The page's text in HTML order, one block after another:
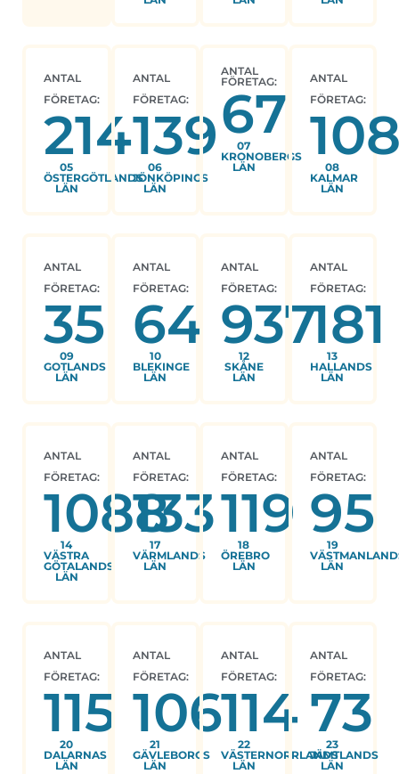
ANTAL
FÖRETAG:
214
05
ÖSTERGÖTLANDS
LÄN
ANTAL
FÖRETAG:
139
06
JÖNKÖPINGS
LÄN
ANTAL
FÖRETAG:
67
07
KRONOBERGS
LÄN
ANTAL
FÖRETAG:
08
KALMAR
LÄN
ANTAL
FÖRETAG:
35
09
GOTLANDS
LÄN
ANTAL
FÖRETAG:
64
10
BLEKINGE
LÄN
ANTAL
FÖRETAG:
937
12
SKÅNE
LÄN
ANTAL
FÖRETAG:
181
13
HALLANDS
LÄN
ANTAL
FÖRETAG:
1088
14
VÄSTRA
GÖTALANDS
LÄN
ANTAL
FÖRETAG:
133
17
VÄRMLANDS
LÄN
ANTAL
FÖRETAG:
119
18
ÖREBRO
LÄN
ANTAL
FÖRETAG:
95
19
LÄN
ANTAL
FÖRETAG:
115
20
DALARNAS
LÄN
ANTAL
FÖRETAG:
106
21
GÄVLEBORGS
LÄN
ANTAL
FÖRETAG:
114
22
VÄSTERNORRLANDS
LÄN
ANTAL
FÖRETAG:
73
23
JÄMTLANDS
LÄN